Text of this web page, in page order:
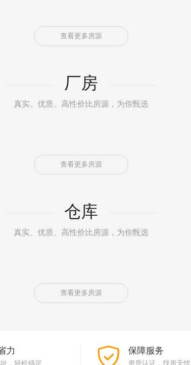
查看更多房源
厂房
真实、优质、高性价比房源，为你甄选
查看更多房源
仓库
真实、优质、高性价比房源，为你甄选
查看更多房源
力
，轻松搞定
保障服务
资质认证，找房无忧